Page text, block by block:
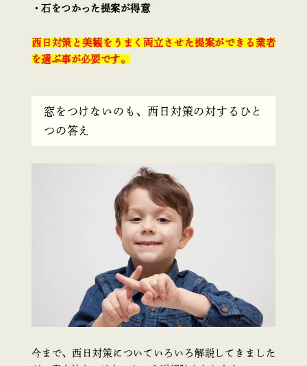
・石をつかった提案が得意
西日対策と美観をうまく両立させた提案ができる業者
を選ぶ事が必要です。
窓をつけないのも、西日対策の対するひと
つの答え
今まで、西日対策についていろいろ解説してきました